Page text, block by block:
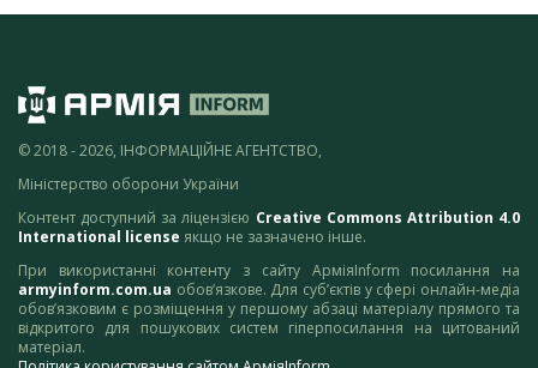
© 2018 - 2026, ІНФОРМАЦІЙНЕ АГЕНТСТВО,
Міністерство оборони України
Контент доступний за ліцензією Creative Commons Attribution 4.0
International license якщо не зазначено інше.
При використанні контенту з сайту АрміяInform посилання на
armyinform.com.ua обов’язкове. Для суб’єктів у сфері онлайн-медіа
обов’язковим є розміщення у першому абзаці матеріалу прямого та
відкритого для пошукових систем гіперпосилання на цитований
матеріал.